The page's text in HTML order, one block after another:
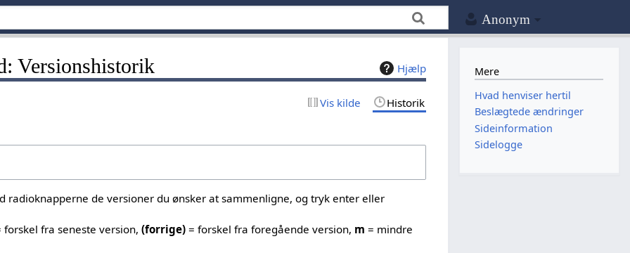
Anonym
Hjælp
Versionshistorik
Vis kilde Historik
radioknapperne de versioner du ønsker at sammenligne, og tryk enter eller
forskel fra seneste version,(forrige) = forskel fra foregående version, m = mindre
Mere
Hvad henviser hertil
Beslægtede ændringer
Sideinformation
Sidelogge